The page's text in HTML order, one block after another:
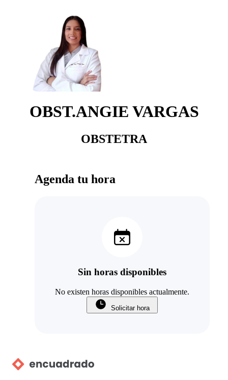
OBST.ANGIE VARGAS
OBSTETRA
Agenda tu hora
Sin horas disponibles
No existen horas disponibles actualmente.
Solicitar hora